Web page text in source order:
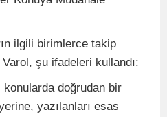
ilgili birimlerce takip
şu ifadeleri kullandı:
konularda doğrudan bir
yazılanları esas